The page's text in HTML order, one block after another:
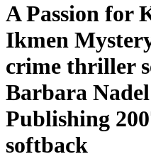
A Passion for
Ikmen
crime thriller
Barbara
Publishing
softback